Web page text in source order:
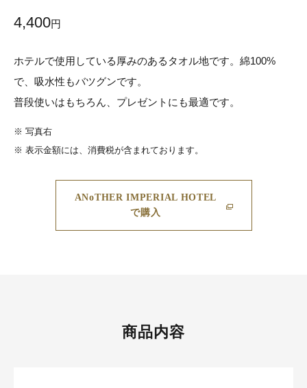
4,400円
ホテルで使用している厚みのあるタオル地です。綿100%
で、吸水性もバツグンです。
普段使いはもちろん、プレゼントにも最適です。
※ 写真右
※ 表示金額には、消費税が含まれております。
ANoTHER IMPERIAL HOTEL
で購入
商品内容